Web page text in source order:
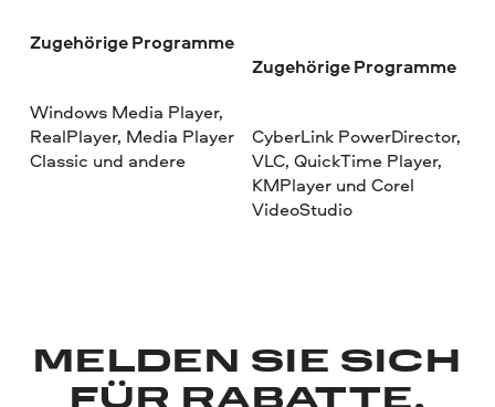
Zugehörige Programme
Windows Media Player,
RealPlayer, Media Player
Classic und andere
Zugehörige Programme
CyberLink PowerDirector,
VLC, QuickTime Player,
KMPlayer und Corel
VideoStudio
MELDEN SIE SICH